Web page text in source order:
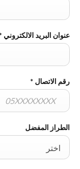
عنوان البريد الالكتروني
رقم الاتصال *
الطراز المفضل
اختر